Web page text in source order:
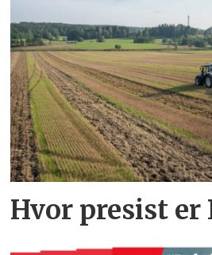
Hvor presist er